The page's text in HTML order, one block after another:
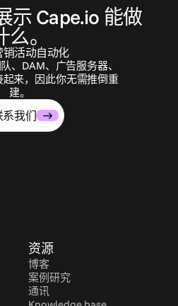
联 系我 们
示 Cape.io 能做
么。
销活动自动化
、DAM、广告服务器、
起来，因此你无需推倒重
建。
系我们
资源
博客
案例研究
通讯